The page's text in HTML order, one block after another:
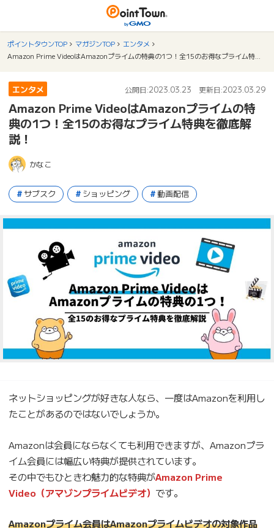
ポイントタウンTOP マガジンTOP
エンタメ
エンタメ 公開日:2023.03.23 更新日:2023.03.29
Amazon Prime VideoはAmazonプライムの特
典の1つ！全15のお得なプライム特典を徹底解
説！
かなこ
サブスク ショッピング 動画配信
ネットショッピングが好きな人なら、一度はAmazonを利用し
たことがあるのではないでしょうか。
Amazonは会員にならなくても利用できますが、Amazonプラ
イム会員には幅広い特典が提供されています。
その中でもひときわ魅力的な特典がAmazon Prime
Video（アマゾンプライムビデオ） です。
Amazonプライム会員はAmazonプライムビデオの対象作品